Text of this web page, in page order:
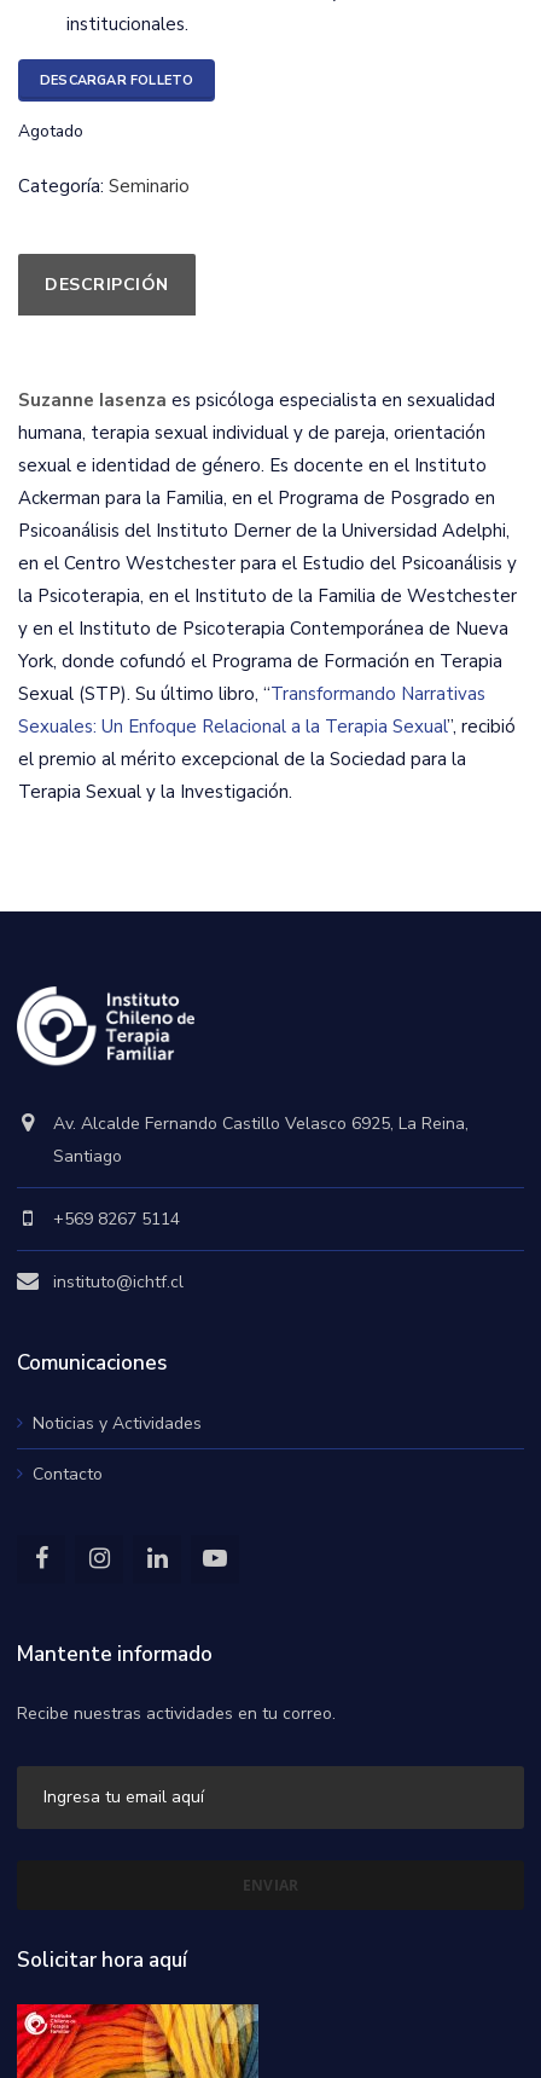
institucionales.
DESCARGAR FOLLETO
Agotado
Categoría: Seminario
DESCRIPCIÓN
Suzanne Iasenza es psicóloga especialista en sexualidad
humana, terapia sexual individual y de pareja, orientación
sexual e identidad de género. Es docente en el Instituto
Ackerman para la Familia, en el Programa de Posgrado en
Psicoanálisis del Instituto Derner de la Universidad Adelphi,
en el Centro Westchester para el Estudio del Psicoanálisis y
la Psicoterapia, en el Instituto de la Familia de Westchester
y en el Instituto de Psicoterapia Contemporánea de Nueva
York, donde cofundó el Programa de Formación en Terapia
Sexual (STP). Su último libro, “Transformando Narrativas
Sexuales: Un Enfoque Relacional a la Terapia Sexual”, recibió
el premio al mérito excepcional de la Sociedad para la
Terapia Sexual y la Investigación.
Av. Alcalde Fernando Castillo Velasco 6925, La Reina,
Santiago
+569 8267 5114
instituto@ichtf.cl
Comunicaciones
Noticias y Actividades
Contacto
Mantente informado
Recibe nuestras actividades en tu correo.
Solicitar hora aquí